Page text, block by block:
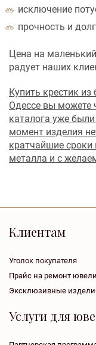
исключение
прочность и
Цена на
радует наших
Купить крестик
Одессе вы можете
каталога уже
момент изделия
кратчайшие
металла и с
Клиентам
Уголок покупателя
Прайс на ремонт
Эксклюзивные
Услуги для